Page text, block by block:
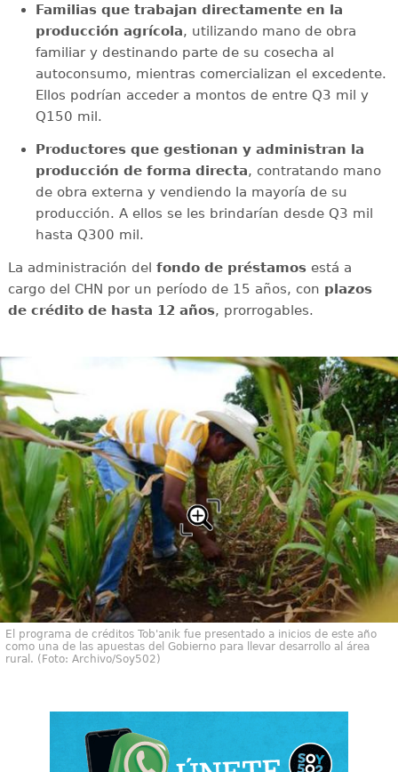
Familias que trabajan directamente en la
producción agrícola, utilizando mano de obra
familiar y destinando parte de su cosecha al
autoconsumo, mientras comercializan el excedente.
Ellos podrían acceder a montos de entre Q3 mil y
Q150 mil.
Productores que gestionan y administran la
producción de forma directa, contratando mano
de obra externa y vendiendo la mayoría de su
producción. A ellos se les brindarían desde Q3 mil
hasta Q300 mil.
La administración del fondo de préstamosestá a
cargo del CHN por un período de 15 años, con plazos
de crédito de hasta 12 años, prorrogables.
El programa de créditos Tob'anik fue presentado a inicios de este año
como una de las apuestas del Gobierno para llevar desarrollo al área
rural. (Foto: Archivo/Soy502)